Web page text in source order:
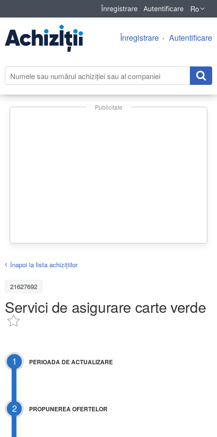
Înregistrare Autentificare Ro
Înregistrare Autentificare
Publicitate
Înapoi la lista achiziţiilor
21627692
Servici de asigurare carte verde
1 PERIOADA DE ACTUALIZARE
2 PROPUNEREA OFERTELOR